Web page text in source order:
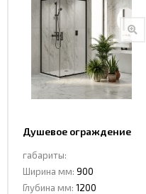
Душевое ограждение
раздвижная CL902B-
9012 BLACK
габариты:
Ширина мм: 900
Глубина мм: 1200